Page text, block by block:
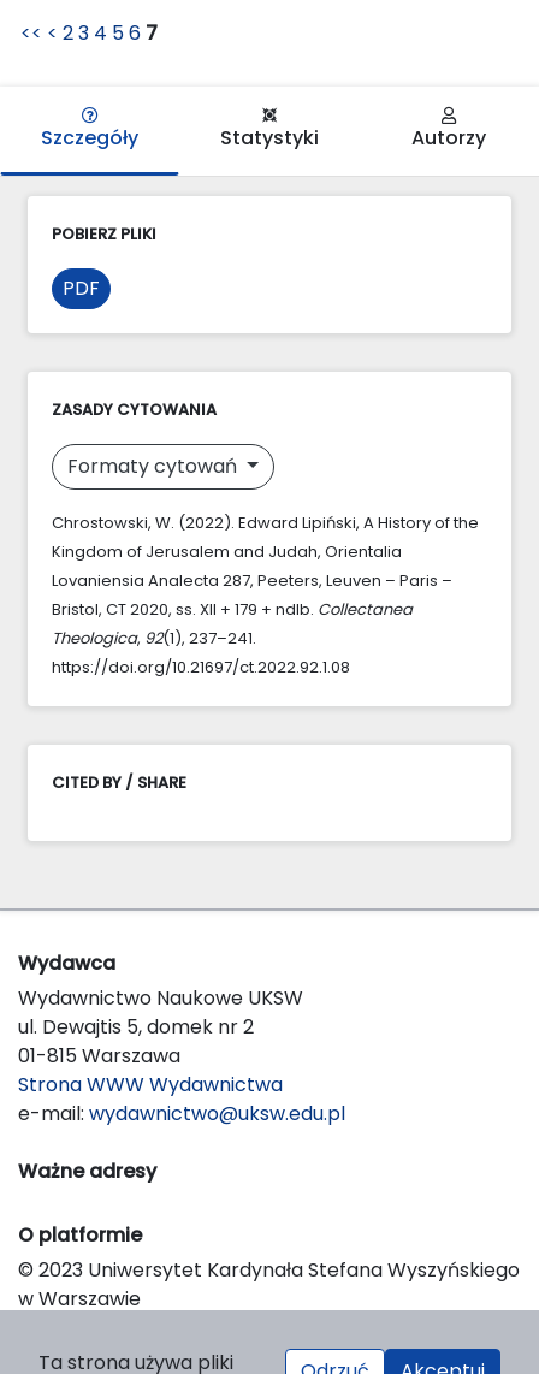
<< < 23 4 56 7
Szczegóły Statystyki Autorzy
POBIERZ PLIKI
PDF
ZASADY CYTOWANIA
Formaty cytowań
Chrostowski, W. (2022). Edward Lipiński, A History of the
Kingdom of Jerusalem and Judah, Orientalia
Lovaniensia Analecta 287, Peeters, Leuven – Paris –
Bristol, CT 2020, ss. XII + 179 + ndlb. Collectanea
Theologica, 92(1), 237–241.
https://doi.org/10.21697/ct.2022.92.1.08
CITED BY / SHARE
Wydawca
Wydawnictwo Naukowe UKSW
ul. Dewajtis 5, domek nr 2
01-815 Warszawa
Strona WWW Wydawnictwa
e-mail: wydawnictwo@uksw.edu.pl
Ważne adresy
O platformie
© 2023 Uniwersytet Kardynała Stefana Wyszyńskiego
w Warszawie
Platform & Workflow by OJS/PKP
Ta strona używa pliki